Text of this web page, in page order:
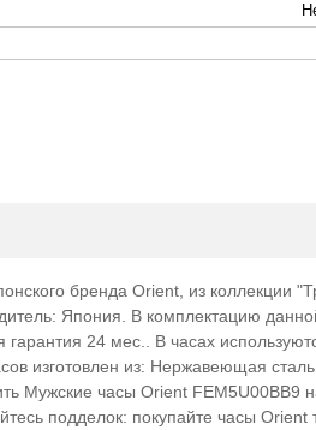
бренда Orient, из коллекции
Япония. В комплектацию
24 мес.. В часах
изготовлен из: Нержавеющая
Мужские часы Orient FEM5U00BB9
подделок: покупайте часы Orient